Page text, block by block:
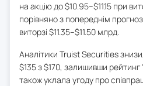
на акцію до $10.95–$11.15 при
порівняно з попереднім
виторзі $11.35–$11.50 млрд.
Аналітики Truist Securities
$135 з $170, залишивши
також уклала угоду про